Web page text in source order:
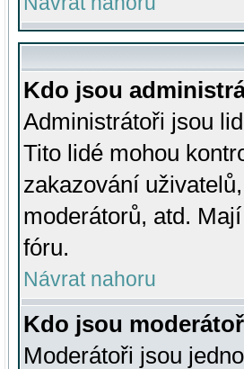
Kdo jsou
Administrátoři jsou
Tito lidé mohou
zakazování
moderátorů, atd.
fóru.
Návrat nahoru
Kdo jsou
Moderátoři jsou